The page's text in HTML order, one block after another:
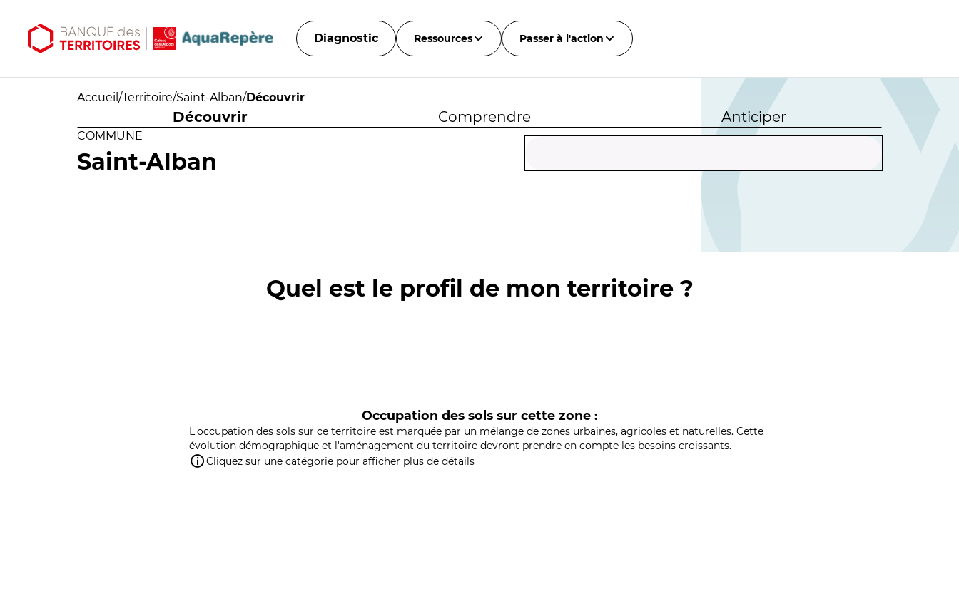
Diagnostic Ressources Passer à l'action
Accueil /Territoire/Saint-Alban/Découvrir
Découvrir Comprendre Anticiper
COMMUNE
Saint-Alban
Quel est le profil de mon territoire ?
Occupation des sols sur cette zone :
L'occupation des sols sur ce territoire est marquée par un mélange de zones urbaines, agricoles et naturelles. Cette
évolution démographique et l'aménagement du territoire devront prendre en compte les besoins croissants.
Cliquez sur une catégorie pour afficher plus de détails